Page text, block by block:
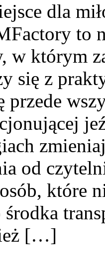
dla
to
w którym
się z
przede
od
które
środka
[…]